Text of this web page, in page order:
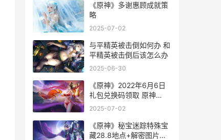
《原神》多谢惠顾成就策
略
2025-07-02
与平精英被击倒如何办 和
平精英被击倒后该怎么办
2025-06-30
《原神》2022年6月6日
礼包兑换码领取 原神
2020
2025-07-02
《原神》秘宝迷踪特殊宝
藏28.8地点+解密图片文